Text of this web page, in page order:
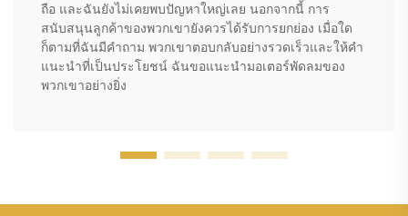
ถือ และฉันยังไม่เคยพบปัญหาใหญ่เลย นอกจากนี้ การ
สนับสนุนลูกค้าของพวกเขายังควรได้รับการยกย่อง เมื่อใด
ก็ตามที่ฉันมีคำถาม พวกเขาตอบกลับอย่างรวดเร็วและให้คำ
แนะนำที่เป็นประโยชน์ ฉันขอแนะนำมอเตอร์พัดลมของ
พวกเขาอย่างยิ่ง